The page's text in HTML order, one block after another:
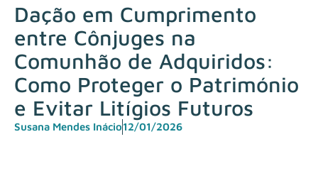
Dação em Cumprimento
entre Cônjuges na
Comunhão de Adquiridos:
Como Proteger o Património
e Evitar Litígios Futuros
Susana Mendes Inácio12/01/2026